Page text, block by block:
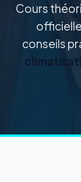
Cours
conseils